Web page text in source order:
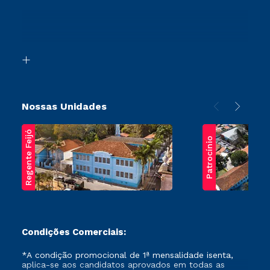
Transferência
Nossas Unidades
Regente Feijó Patrocínio
Condições Comerciais:
*A condição promocional de 1ª mensalidade isenta,
aplica-se aos candidatos aprovados em todas as